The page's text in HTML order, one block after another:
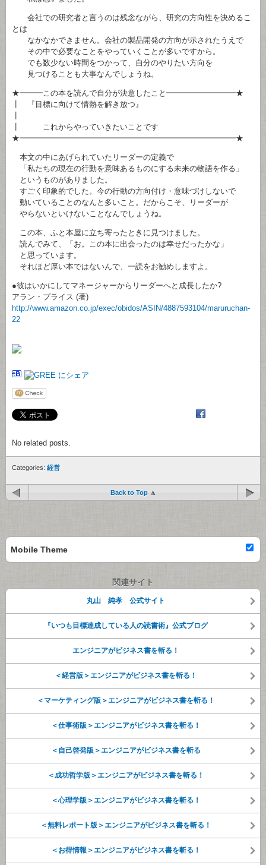
会社での研究者と言うのは残念ながら、研究の方向性を決めるこ
とは
なかなかできません。会社の製品開発の方向が示されたうえで
その中で必要なことをやっていくことが多いですから。
でも数少ない時間をつかって、自分のやりたい方向を
見つけることも大事なんでしょうね。
★━━━この本を読んで自分が決意したこと━━━━━━━━━★
┃ 『目標に向けて情熱を解き放つ』
┃ これからやっていきたいことです
★━━━━━━━━━━━━━━━━━━━━━━━━━━━━★
本文の中にあげられていたリーダーの定義で
「私たちの現在の行動を意味あるものにする未来の物語を作る」
というものがありました。
すごく印象的でした。今の行動の方向付け・意味づけしないで
動いていることのなんと多いこと。だからこそ、リーダーが
やらないといけないことなんでしょうね。
この本、ふと本屋に立ち寄ったときに見つけました。
読んでみて、「お。この本に出会ったのは幸せだったかな」
と思っています。
それほど厚い本ではないんで、一読をお勧めしますよ。
●彼はいかにしてマネージャーからリーダーへと成長したか?
アラン・プライス (著)
http://www.amazon.co.jp/exec/obidos/ASIN/4887593104/maruruchan-
22
No related posts.
Categories: 経営
Back to Top
Mobile Theme
関連サイト
丸山 純孝 公式サイト
『いつも目標達成している人の読書術』公式ブログ
エンジニアがビジネス書を斬る！
＜経営版＞エンジニアがビジネス書を斬る！
＜マーケティング版＞エンジニアがビジネス書を斬る！
＜仕事術版＞エンジニアがビジネス書を斬る！
＜自己啓発版＞エンジニアがビジネス書を斬る
＜成功哲学版＞エンジニアがビジネス書を斬る！
＜心理学版＞エンジニアがビジネス書を斬る！
＜無料レポート版＞エンジニアがビジネス書を斬る！
＜お得情報＞エンジニアがビジネス書を斬る！